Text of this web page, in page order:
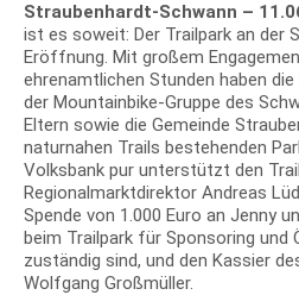
Straubenhardt-Schwann –
ist es soweit: Der Trailpark an der
Eröffnung. Mit großem
ehrenamtlichen Stunden haben
der Mountainbike-Gruppe des
Eltern sowie die Gemeinde
naturnahen Trails bestehenden
Volksbank pur unterstützt den
Regionalmarktdirektor Andreas
Spende von 1.000 Euro an Jenny
beim Trailpark für Sponsoring
zuständig sind, und den Kassier
Wolfgang Großmüller.